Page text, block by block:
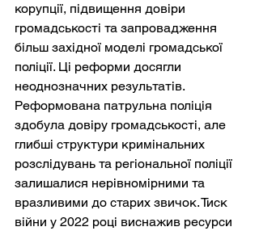
корупції, підвищення довіри
громадськості та запровадження
більш західної моделі громадської
поліції. Ці реформи досягли
неоднозначних результатів.
Реформована патрульна поліція
здобула довіру громадськості, але
глибші структури кримінальних
розслідувань та регіональної поліції
залишалися нерівномірними та
вразливими до старих звичок. Тиск
війни у 2022 році виснажив ресурси